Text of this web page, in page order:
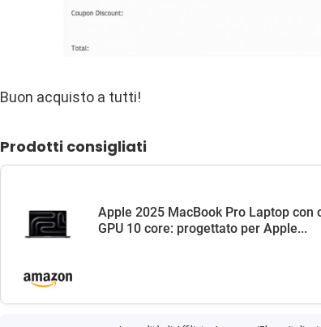
Buon acquisto a tutti!
Prodotti consigliati
Apple 2025 MacBook Pro Laptop con
GPU 10 core: progettato per Apple...